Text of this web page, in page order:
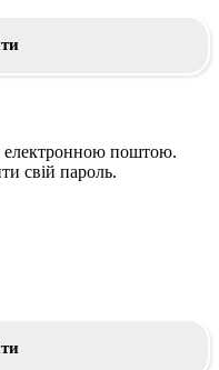
поштою.
свій пароль.